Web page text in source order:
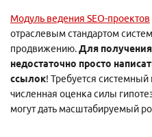
Модуль ведения SEO-проектов
отраслевым стандартом
продвижению.Для получения
недостаточно просто
ссылок! Требуется системный
численная оценка силы
могут дать масштабируемый